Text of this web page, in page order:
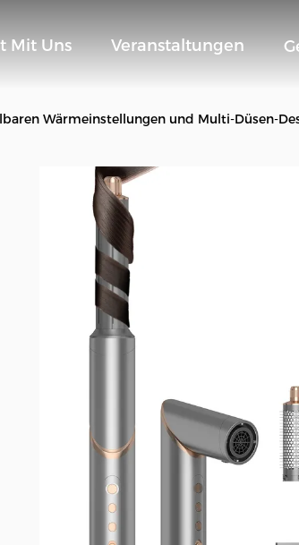
Mit Uns Veranstaltungen
Wärmeinstellungen und Multi-Düsen-